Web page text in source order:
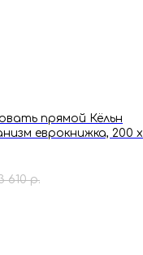
прямой Кёльн
еврокнижка, 200 х
610 р.